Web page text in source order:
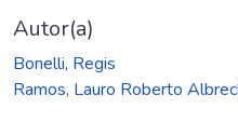
Autor(a)
Bonelli, Regis
Ramos, Lauro Roberto